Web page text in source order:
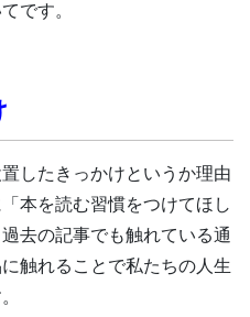
です。
したきっかけというか理由
本を読む習慣をつけてほし
去の記事でも触れている通
触れることで私たちの人生